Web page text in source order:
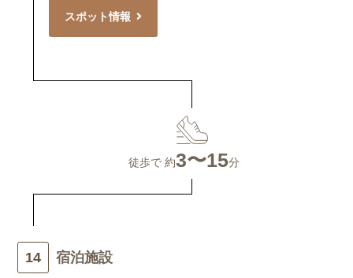
スポット情報
徒歩で 約3〜15分
宿泊施設